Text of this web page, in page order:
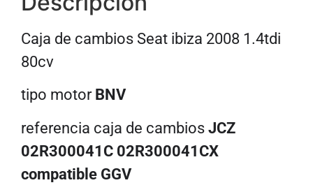
Caja de cambios Seat ibiza 2008 1.4tdi
80cv
tipo motor BNV
referencia caja de cambios JCZ
02R300041C 02R300041CX
compatible GGV